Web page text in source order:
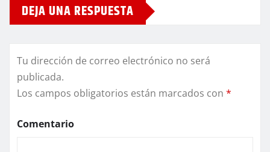
DEJA UNA RESPUESTA
Tu dirección de correo electrónico no será
publicada.
Los campos obligatorios están marcados con *
Comentario